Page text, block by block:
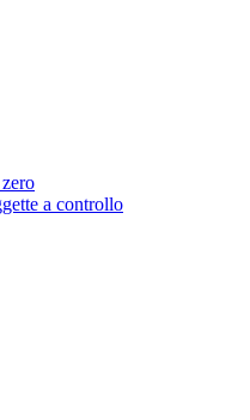
a controllo